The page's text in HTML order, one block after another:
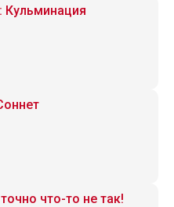
Кульминация
что-то не так!